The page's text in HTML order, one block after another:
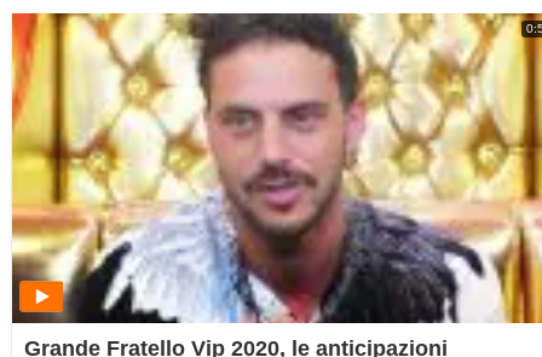
Grande Fratello Vip 2020, le anticipazioni